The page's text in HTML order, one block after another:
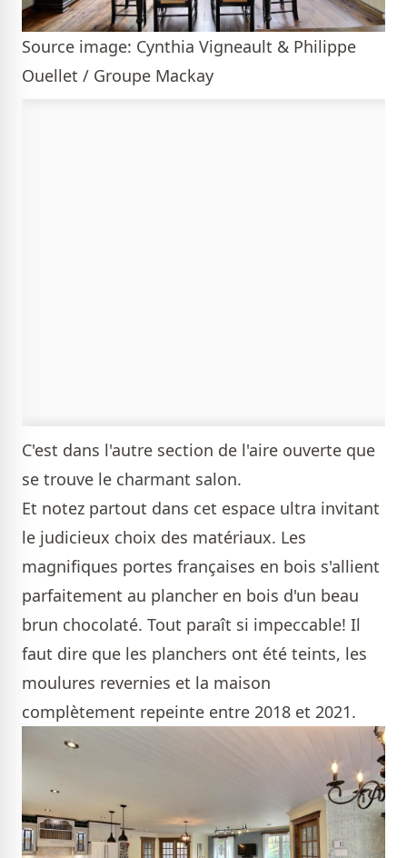
Source image: Cynthia Vigneault & Philippe
Ouellet / Groupe Mackay
C'est dans l'autre section de l'aire ouverte que
se trouve le charmant salon.
Et notez partout dans cet espace ultra invitant
le judicieux choix des matériaux. Les
magnifiques portes françaises en bois s'allient
parfaitement au plancher en bois d'un beau
brun chocolaté. Tout paraît si impeccable! Il
faut dire que les planchers ont été teints, les
moulures revernies et la maison
complètement repeinte entre 2018 et 2021.